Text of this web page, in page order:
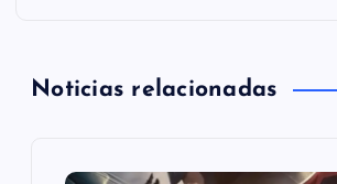
Noticias relacionadas